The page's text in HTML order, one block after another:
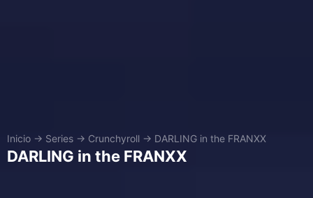
Inicio → Series → Crunchyroll → DARLING in the FRANXX
DARLING in the FRANXX